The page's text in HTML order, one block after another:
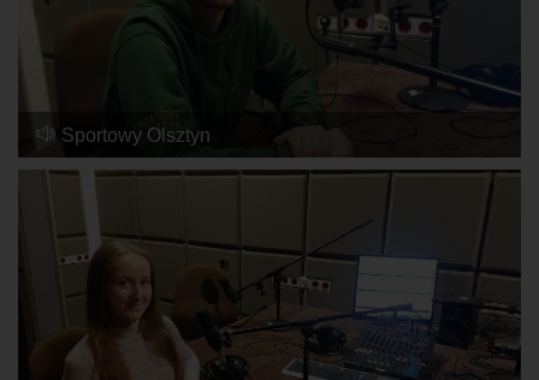
Sportowy Olsztyn
2024-03-11, 08:39